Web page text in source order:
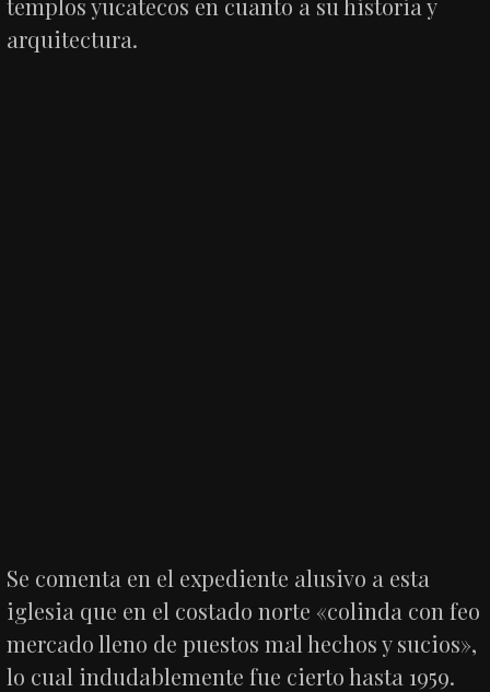
arquitectura.
Se comenta en el expediente alusivo a esta
iglesia que en el costado norte «colinda con feo
mercado lleno de puestos mal hechos y sucios»,
lo cual indudablemente fue cierto hasta 1959.